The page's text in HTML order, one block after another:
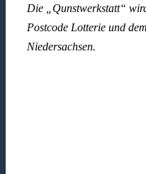
Die „Qunstwerkstatt“
Postcode Lotterie und
Niedersachsen.